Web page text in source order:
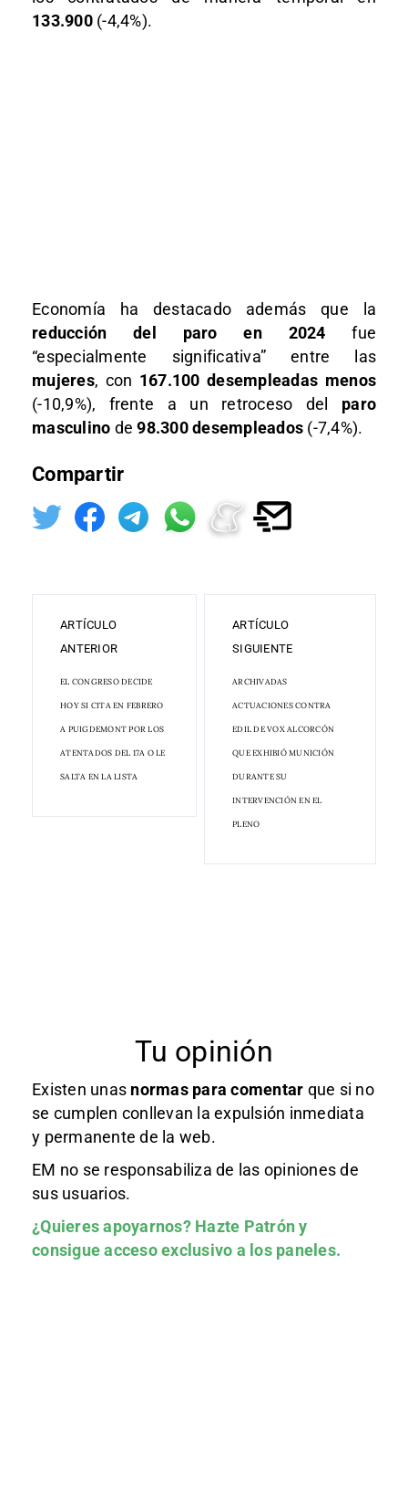
133.900(-4,4%).
Economía ha destacado además que la
reducción del paro en 2024 fue
“especialmente significativa” entre las
mujeres, con 167.100 desempleadas menos
(-10,9%), frente a un retroceso del paro
masculino de98.300 desempleados (-7,4%).
Compartir
ARTÍCULO
ANTERIOR
EL CONGRESO DECIDE
HOY SI CITA EN FEBRERO
A PUIGDEMONT POR LOS
ATENTADOS DEL 17A O LE
SALTA EN LA LISTA
ARTÍCULO
SIGUIENTE
ARCHIVADAS
ACTUACIONES CONTRA
EDIL DE VOX ALCORCÓN
QUE EXHIBIÓ MUNICIÓN
DURANTE SU
INTERVENCIÓN EN EL
PLENO
Tu opinión
Existen unas normas para comentar que si no
se cumplen conllevan la expulsión inmediata
y permanente de la web.
EM no se responsabiliza de las opiniones de
sus usuarios.
¿Quieres apoyarnos? Hazte Patróny
consigue acceso exclusivo a los paneles.